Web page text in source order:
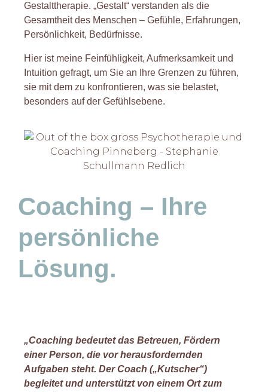
Gestalttherapie. „Gestalt“ verstanden als die
Gesamtheit des Menschen – Gefühle, Erfahrungen,
Persönlichkeit, Bedürfnisse.
Hier ist meine Feinfühligkeit, Aufmerksamkeit und
Intuition gefragt, um Sie an Ihre Grenzen zu führen,
sie mit dem zu konfrontieren, was sie belastet,
besonders auf der Gefühlsebene.
Coaching – Ihre
persönliche
Lösung.
„Coaching bedeutet das Betreuen, Fördern
einer Person, die vor herausfordernden
Aufgaben steht. Der Coach („Kutscher“)
begleitet und unterstützt von einem Ort zum